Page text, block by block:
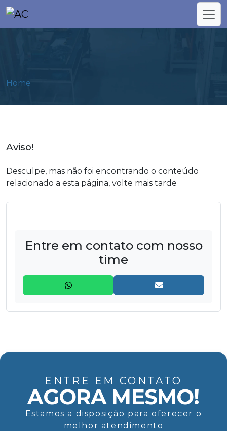
Home
Aviso!
Desculpe, mas não foi encontrando o conteúdo
relacionado a esta página, volte mais tarde
Entre em contato com nosso
time
ENTRE EM CONTATO
AGORA MESMO!
Estamos a disposição para oferecer o
melhor atendimento